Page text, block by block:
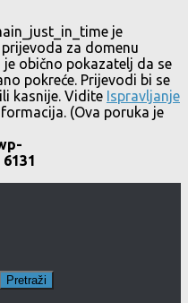
je
prijevoda za domenu
obično pokazatelj da se
pokreće. Prijevodi bi se
ili kasnije. Vidite Ispravljanje
(Ova poruka je
6131